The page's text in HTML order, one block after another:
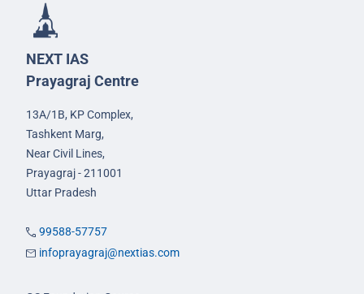
NEXT IAS
Prayagraj Centre
13A/1B, KP Complex,
Tashkent Marg,
Near Civil Lines,
Prayagraj - 211001
Uttar Pradesh
99588-57757
infoprayagraj@nextias.com